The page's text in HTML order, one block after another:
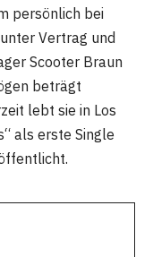
persönlich bei
Vertrag und
Scooter Braun
beträgt
lebt sie in Los
als erste Single